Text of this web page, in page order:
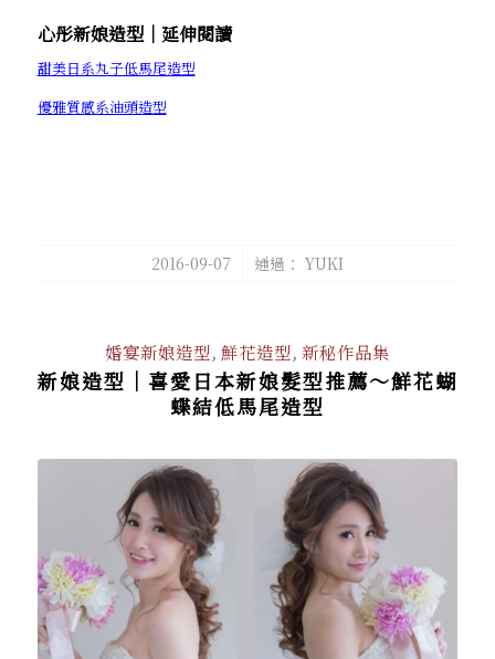
心彤新娘造型│延伸閱讀
甜美日系丸子低馬尾造型
優雅質感系油頭造型
2016-09-07
/ 通過： YUKI
婚宴新娘造型, 鮮花造型, 新秘作品集
新娘造型│喜愛日本新娘髮型推薦～鮮花蝴
蝶結低馬尾造型